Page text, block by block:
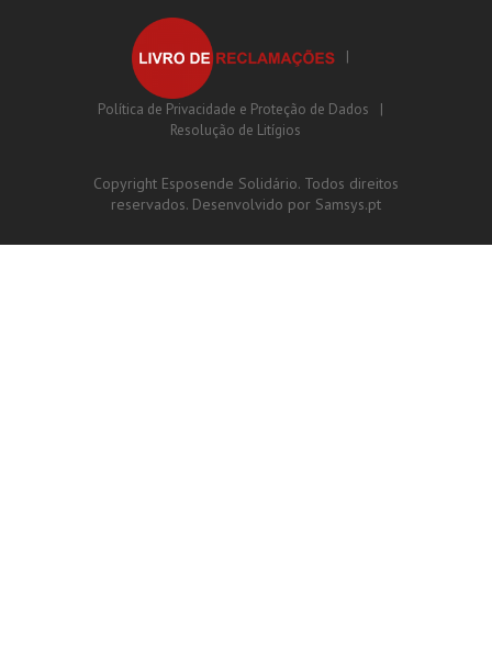
Política de Privacidade e Proteção de Dados
Resolução de Litígios
Copyright Esposende Solidário. Todos direitos
reservados. Desenvolvido por Samsys.pt